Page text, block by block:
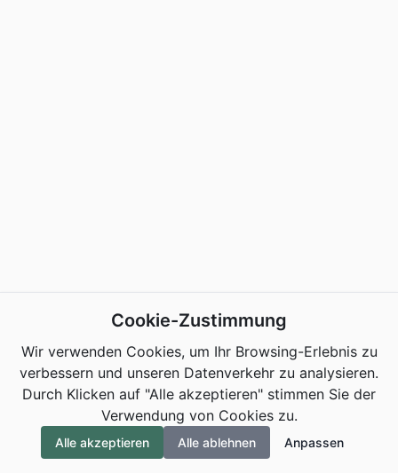
Cookie-Zustimmung
Wir verwenden Cookies, um Ihr Browsing-Erlebnis zu
verbessern und unseren Datenverkehr zu analysieren.
Durch Klicken auf "Alle akzeptieren" stimmen Sie der
Verwendung von Cookies zu.
Alle akzeptieren Alle ablehnen Anpassen